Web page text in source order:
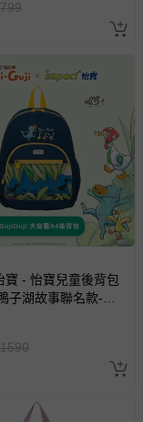
物流程、付款方
運送方式等有疑
即會通知媽咪並協
致無法安排出貨，
並將提供適當補
799
寶 - 怡寶兒童後背包
子湖故事聯名款-大-
1590